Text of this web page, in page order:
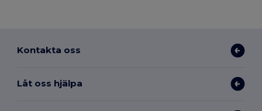
Kontakta oss
Låt oss hjälpa